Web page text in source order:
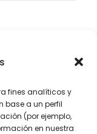
fines analíticos y
base a un perfil
(por ejemplo,
en nuestra